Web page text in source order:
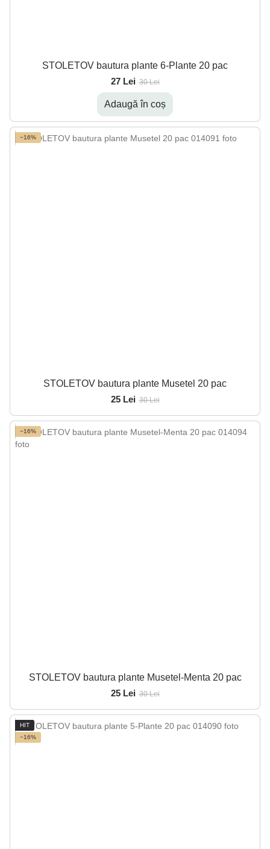
STOLETOV bautura plante 6-Plante 20 pac
27 Lei 30 Lei
Adaugă în coș
−16%
STOLETOV bautura plante Musetel 20 pac
25 Lei 30 Lei
−16%
STOLETOV bautura plante Musetel-Menta 20 pac
25 Lei 30 Lei
HIT
−16%